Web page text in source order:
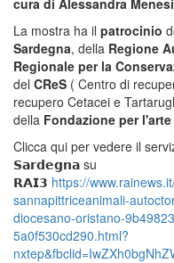
La mostra ha il patrocinio
Sardegna, della Regione
Regionale per la
del CReS ( Centro di
recupero Cetacei e
della Fondazione per
Clicca qui per vedere il
𝗦𝗮𝗿𝗱𝗲𝗴𝗻𝗮 su
𝗥𝗔𝗜𝟯 https://
sannapittriceanimali-
diocesano-oristano-
5a0f530cd290.html?